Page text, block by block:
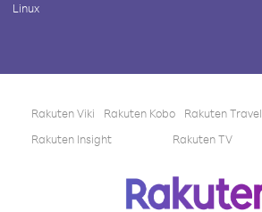
Linux
Rakuten Viki Rakuten Kobo Rakuten Travel
Rakuten Insight
Rakuten TV